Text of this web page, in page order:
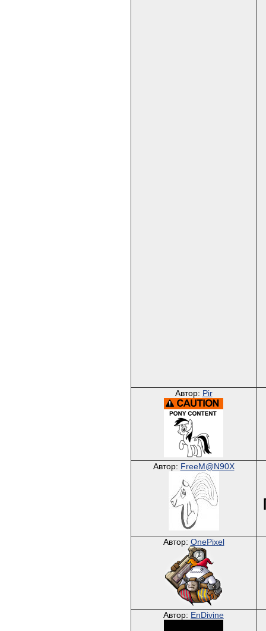
Автор: Pir
Автор: FreeM@N90X
Автор: OnePixel
Автор: EnDivine